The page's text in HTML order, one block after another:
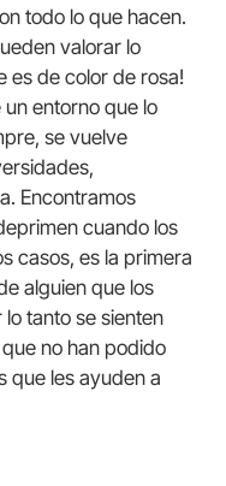
todo lo que hacen.
valorar lo
es de color de rosa!
un entorno que lo
se vuelve
Encontramos
cuando los
casos, es la primera
alguien que los
tanto se sienten
no han podido
que les ayuden a